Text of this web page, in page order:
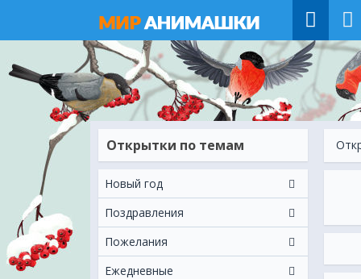
Открытки по темам
Новый год
Поздравления
Пожелания
Ежeдневные